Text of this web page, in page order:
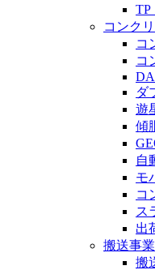
TP
コンク
コ
コ
ダ
遊
傾
自
モ
コ
ス
出
搬送事業
搬